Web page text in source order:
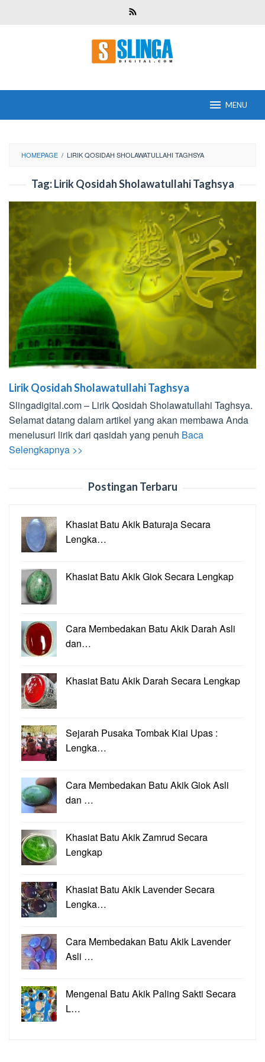
MENU
HOMEPAGE / LIRIK QOSIDAH SHOLAWATULLAHI TAGHSYA
Tag:Lirik Qosidah Sholawatullahi Taghsya
Lirik Qosidah Sholawatullahi Taghsya
Slingadigital.com – Lirik Qosidah Sholawatullahi Taghsya.
Selamat datang dalam artikel yang akan membawa Anda
menelusuri lirik dari qasidah yang penuh Baca
Selengkapnya >>
Postingan Terbaru
Khasiat Batu Akik Baturaja Secara
Lengka…
Khasiat Batu Akik Giok Secara Lengkap
Cara Membedakan Batu Akik Darah Asli
dan…
Khasiat Batu Akik Darah Secara Lengkap
Sejarah Pusaka Tombak Kiai Upas :
Lengka…
Cara Membedakan Batu Akik Giok Asli
dan …
Khasiat Batu Akik Zamrud Secara
Lengkap
Khasiat Batu Akik Lavender Secara
Lengka…
Cara Membedakan Batu Akik Lavender
Asli …
Mengenal Batu Akik Paling Sakti Secara
L…